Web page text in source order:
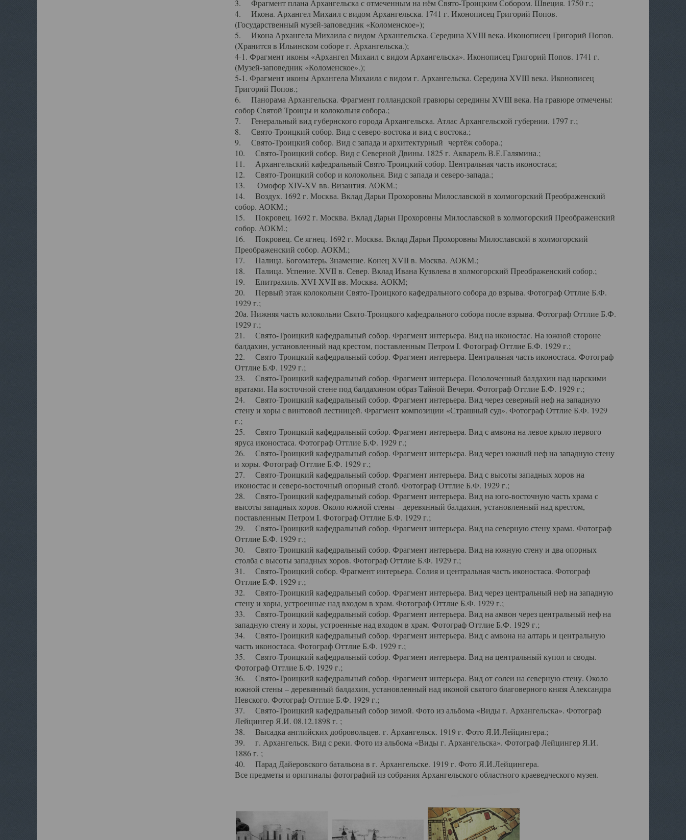
3. Фрагмент плана Архангельска с отмеченным на нём Свято-Троицким Собором. Швеция. 1750 г.;
4. Икона. Архангел Михаил с видом Архангельска. 1741 г. Иконописец Григорий Попов.
(Государственный музей-заповедник «Коломенское»);
5. Икона Архангела Михаила с видом Архангельска. Середина XVIII века. Иконописец Григорий Попов.
(Хранится в Ильинском соборе г. Архангельска.);
4-1. Фрагмент иконы «Архангел Михаил с видом Архангельска». Иконописец Григорий Попов. 1741 г.
(Музей-заповедник «Коломенское».);
5-1. Фрагмент иконы Архангела Михаила с видом г. Архангельска. Середина XVIII века. Иконописец
Григорий Попов.;
6. Панорама Архангельска. Фрагмент голландской гравюры середины XVIII века. На гравюре отмечены:
собор Святой Троицы и колокольня собора.;
7. Генеральный вид губернского города Архангельска. Атлас Архангельской губернии. 1797 г.;
8. Свято-Троицкий собор. Вид с северо-востока и вид с востока.;
9. Свято-Троицкий собор. Вид с запада и архитектурный чертёж собора.;
10. Свято-Троицкий собор. Вид с Северной Двины. 1825 г. Акварель В.Е.Галямина.;
11. Архангельский кафедральный Свято-Троицкий собор. Центральная часть иконостаса;
12. Свято-Троицкий собор и колокольня. Вид с запада и северо-запада.;
13. Омофор XIV-XV вв. Византия. АОКМ.;
14. Воздух. 1692 г. Москва. Вклад Дарьи Прохоровны Милославской в холмогорский Преображенский
собор. АОКМ.;
15. Покровец. 1692 г. Москва. Вклад Дарьи Прохоровны Милославской в холмогорский Преображенский
собор. АОКМ.;
16. Покровец. Се ягнец. 1692 г. Москва. Вклад Дарьи Прохоровны Милославской в холмогорский
Преображенский собор. АОКМ.;
17. Палица. Богоматерь. Знамение. Конец XVII в. Москва. АОКМ.;
18. Палица. Успение. XVII в. Север. Вклад Ивана Кузвлева в холмогорский Преображенский собор.;
19. Епитрахиль. XVI-XVII вв. Москва. АОКМ;
20. Первый этаж колокольни Свято-Троицкого кафедрального собора до взрыва. Фотограф Оттлие Б.Ф.
1929 г.;
20а. Нижняя часть колокольни Свято-Троицкого кафедрального собора после взрыва. Фотограф Оттлие Б.Ф.
1929 г.;
21. Свято-Троицкий кафедральный собор. Фрагмент интерьера. Вид на иконостас. На южной стороне
балдахин, установленный над крестом, поставленным Петром I. Фотограф Оттлие Б.Ф. 1929 г.;
22. Свято-Троицкий кафедральный собор. Фрагмент интерьера. Центральная часть иконостаса. Фотограф
Оттлие Б.Ф. 1929 г.;
23. Свято-Троицкий кафедральный собор. Фрагмент интерьера. Позолоченный балдахин над царскими
вратами. На восточной стене под балдахином образ Тайной Вечери. Фотограф Оттлие Б.Ф. 1929 г.;
24. Свято-Троицкий кафедральный собор. Фрагмент интерьера. Вид через северный неф на западную
стену и хоры с винтовой лестницей. Фрагмент композиции «Страшный суд». Фотограф Оттлие Б.Ф. 1929
г.;
25. Свято-Троицкий кафедральный собор. Фрагмент интерьера. Вид с амвона на левое крыло первого
яруса иконостаса. Фотограф Оттлие Б.Ф. 1929 г.;
26. Свято-Троицкий кафедральный собор. Фрагмент интерьера. Вид через южный неф на западную стену
и хоры. Фотограф Оттлие Б.Ф. 1929 г.;
27. Свято-Троицкий кафедральный собор. Фрагмент интерьера. Вид с высоты западных хоров на
иконостас и северо-восточный опорный столб. Фотограф Оттлие Б.Ф. 1929 г.;
28. Свято-Троицкий кафедральный собор. Фрагмент интерьера. Вид на юго-восточную часть храма с
высоты западных хоров. Около южной стены – деревянный балдахин, установленный над крестом,
поставленным Петром I. Фотограф Оттлие Б.Ф. 1929 г.;
29. Свято-Троицкий кафедральный собор. Фрагмент интерьера. Вид на северную стену храма. Фотограф
Оттлие Б.Ф. 1929 г.;
30. Свято-Троицкий кафедральный собор. Фрагмент интерьера. Вид на южную стену и два опорных
столба с высоты западных хоров. Фотограф Оттлие Б.Ф. 1929 г.;
31. Свято-Троицкий собор. Фрагмент интерьера. Солия и центральная часть иконостаса. Фотограф
Оттлие Б.Ф. 1929 г.;
32. Свято-Троицкий кафедральный собор. Фрагмент интерьера. Вид через центральный неф на западную
стену и хоры, устроенные над входом в храм. Фотограф Оттлие Б.Ф. 1929 г.;
33. Свято-Троицкий кафедральный собор. Фрагмент интерьера. Вид на амвон через центральный неф на
западную стену и хоры, устроенные над входом в храм. Фотограф Оттлие Б.Ф. 1929 г.;
34. Свято-Троицкий кафедральный собор. Фрагмент интерьера. Вид с амвона на алтарь и центральную
часть иконостаса. Фотограф Оттлие Б.Ф. 1929 г.;
35. Свято-Троицкий кафедральный собор. Фрагмент интерьера. Вид на центральный купол и своды.
Фотограф Оттлие Б.Ф. 1929 г.;
36. Свято-Троицкий кафедральный собор. Фрагмент интерьера. Вид от солеи на северную стену. Около
южной стены – деревянный балдахин, установленный над иконой святого благоверного князя Александра
Невского. Фотограф Оттлие Б.Ф. 1929 г.;
37. Свято-Троицкий кафедральный собор зимой. Фото из альбома «Виды г. Архангельска». Фотограф
Лейцингер Я.И. 08.12.1898 г. ;
38. Высадка английских добровольцев. г. Архангельск. 1919 г. Фото Я.И.Лейцингера.;
39. г. Архангельск. Вид с реки. Фото из альбома «Виды г. Архангельска». Фотограф Лейцингер Я.И.
1886 г. ;
40. Парад Дайеровского батальона в г. Архангельске. 1919 г. Фото Я.И.Лейцингера.
Все предметы и оригиналы фотографий из собрания Архангельского областного краеведческого музея.